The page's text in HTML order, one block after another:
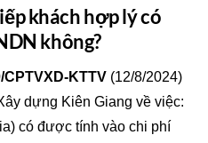
khách hợp lý có
không?
KTTV (12/8/2024)
dựng Kiên Giang về việc:
có được tính vào chi phí